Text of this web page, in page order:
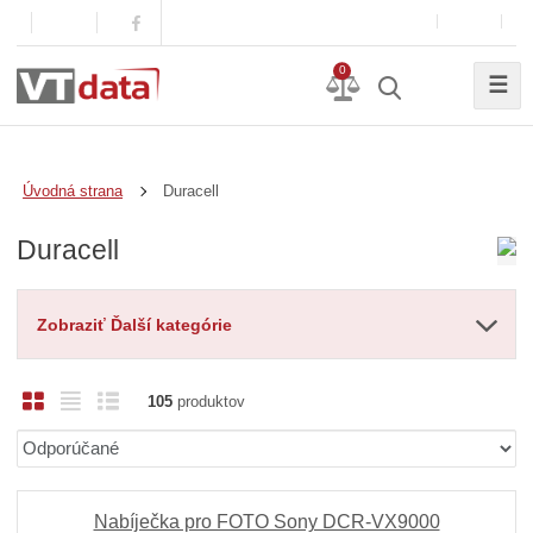
0
☰
Úvodná strana Duracell
Duracell
Zobraziť Ďalší kategórie
a
z
e
O
b
r
á
a
b
u
R
i
a
d
k
105produktov
Nabíječka pro FOTO Sony DCR-VX9000